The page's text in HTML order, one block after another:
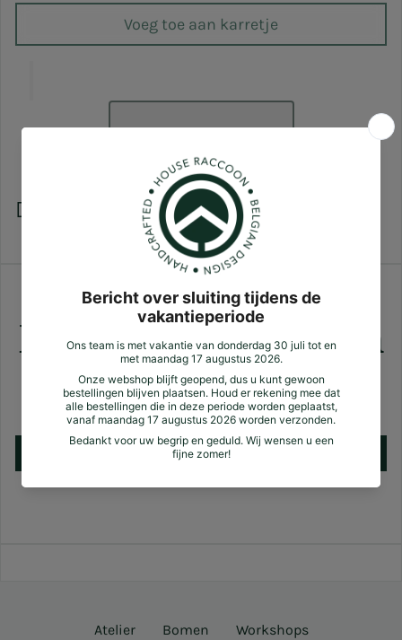
Voeg toe aan karretje
Verzending
Klantbeoordelingen
Nog geen reviews
Schrijf een review
Atelier Bomen Workshops